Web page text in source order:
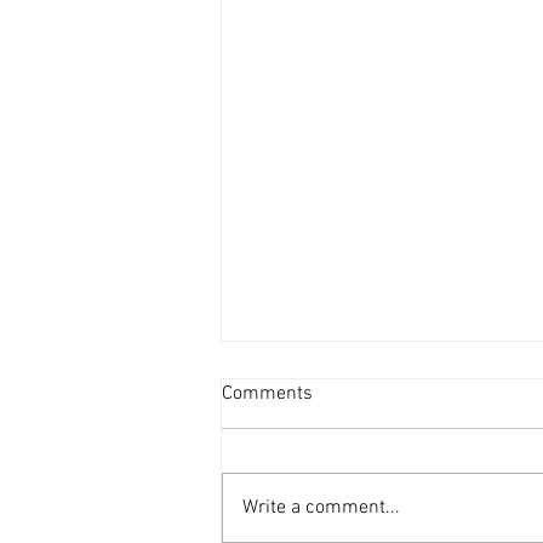
新蒲崗善美工廈低層叫2800萬
美工業大廈逾4,000平方呎單位，
Comments
Write a comment...